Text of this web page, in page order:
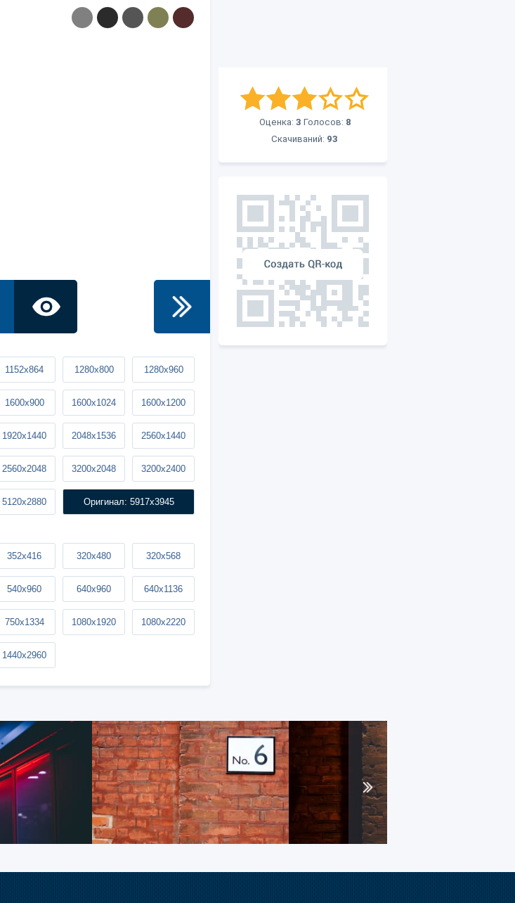
Оценка: 3 Голосов: 8
Скачиваний: 93
1152x864 1280x800 1280x960
1600x900 1600x1024 1600x1200
1920x1440 2048x1536 2560x1440
2560x2048 3200x2048 3200x2400
5120x2880 Оригинал: 5917x3945
352x416 320x480 320x568
540x960 640x960 640x1136
750x1334 1080x1920 1080x2220
1440x2960